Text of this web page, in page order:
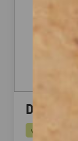
Dubai
vegetarisch